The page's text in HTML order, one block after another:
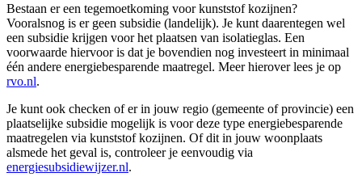
Bestaan er een tegemoetkoming voor kunststof kozijnen?
Vooralsnog is er geen subsidie (landelijk). Je kunt daarentegen wel
een subsidie krijgen voor het plaatsen van isolatieglas. Een
voorwaarde hiervoor is dat je bovendien nog investeert in minimaal
één andere energiebesparende maatregel. Meer hierover lees je op
rvo.nl.
Je kunt ook checken of er in jouw regio (gemeente of provincie) een
plaatselijke subsidie mogelijk is voor deze type energiebesparende
maatregelen via kunststof kozijnen. Of dit in jouw woonplaats
alsmede het geval is, controleer je eenvoudig via
energiesubsidiewijzer.nl.